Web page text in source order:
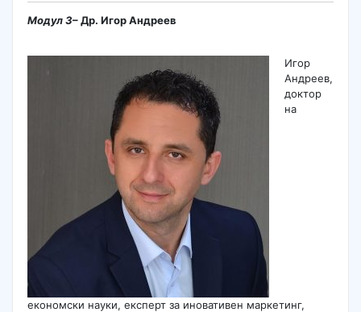
Модул3– Др. Игор Андреев
Игор
Андреев,
доктор
на
економски науки, експерт за иновативен маркетинг,